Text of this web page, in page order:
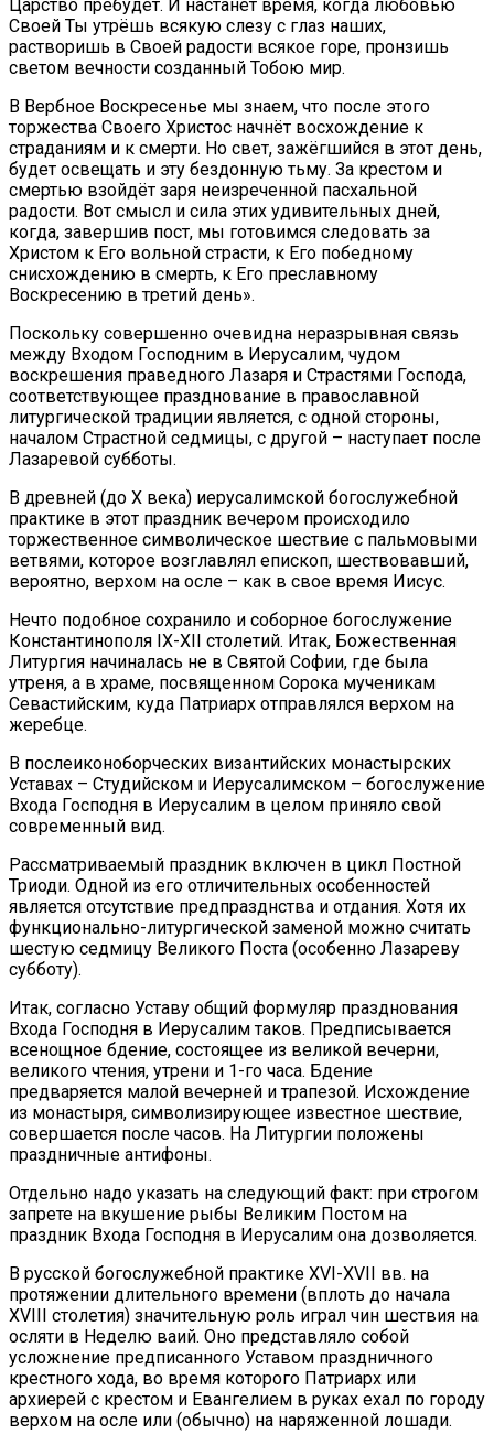
Царство пребудет. И настанет время, когда любовью
Своей Ты утрёшь всякую слезу с глаз наших,
растворишь в Своей радости всякое горе, пронзишь
светом вечности созданный Тобою мир.
В Вербное Воскресенье мы знаем, что после этого
торжества Своего Христос начнёт восхождение к
страданиям и к смерти. Но свет, зажёгшийся в этот день,
будет освещать и эту бездонную тьму. За крестом и
смертью взойдёт заря неизреченной пасхальной
радости. Вот смысл и сила этих удивительных дней,
когда, завершив пост, мы готовимся следовать за
Христом к Его вольной страсти, к Его победному
снисхождению в смерть, к Его преславному
Воскресению в третий день».
Поскольку совершенно очевидна неразрывная связь
между Входом Господним в Иерусалим, чудом
воскрешения праведного Лазаря и Страстями Господа,
соответствующее празднование в православной
литургической традиции является, с одной стороны,
началом Страстной седмицы, с другой – наступает после
Лазаревой субботы.
В древней (до X века) иерусалимской богослужебной
практике в этот праздник вечером происходило
торжественное символическое шествие с пальмовыми
ветвями, которое возглавлял епископ, шествовавший,
вероятно, верхом на осле – как в свое время Иисус.
Нечто подобное сохранило и соборное богослужение
Константинополя IX-XII столетий. Итак, Божественная
Литургия начиналась не в Святой Софии, где была
утреня, а в храме, посвященном Сорока мученикам
Севастийским, куда Патриарх отправлялся верхом на
жеребце.
В послеиконоборческих византийских монастырских
Уставах – Студийском и Иерусалимском – богослужение
Входа Господня в Иерусалим в целом приняло свой
современный вид.
Рассматриваемый праздник включен в цикл Постной
Триоди. Одной из его отличительных особенностей
является отсутствие предпразднства и отдания. Хотя их
функционально-литургической заменой можно считать
шестую седмицу Великого Поста (особенно Лазареву
субботу).
Итак, согласно Уставу общий формуляр празднования
Входа Господня в Иерусалим таков. Предписывается
всенощное бдение, состоящее из великой вечерни,
великого чтения, утрени и 1-го часа. Бдение
предваряется малой вечерней и трапезой. Исхождение
из монастыря, символизирующее известное шествие,
совершается после часов. На Литургии положены
праздничные антифоны.
Отдельно надо указать на следующий факт: при строгом
запрете на вкушение рыбы Великим Постом на
праздник Входа Господня в Иерусалим она дозволяется.
В русской богослужебной практике XVI-XVII вв. на
протяжении длительного времени (вплоть до начала
XVIII столетия) значительную роль играл чин шествия на
осляти в Неделю ваий. Оно представляло собой
усложнение предписанного Уставом праздничного
крестного хода, во время которого Патриарх или
архиерей с крестом и Евангелием в руках ехал по городу
верхом на осле или (обычно) на наряженной лошади.